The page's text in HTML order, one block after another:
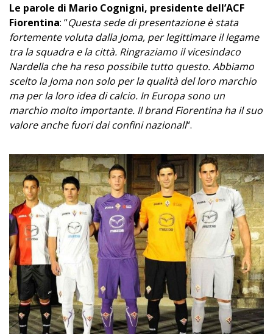
Le parole di Mario Cognigni, presidente dell’ACF
Fiorentina: “Questa sede di presentazione è stata
fortemente voluta dalla Joma, per legittimare il legame
tra la squadra e la città. Ringraziamo il vicesindaco
Nardella che ha reso possibile tutto questo. Abbiamo
scelto la Joma non solo per la qualità del loro marchio
ma per la loro idea di calcio. In Europa sono un
marchio molto importante. Il brand Fiorentina ha il suo
valore anche fuori dai confini nazionali“.